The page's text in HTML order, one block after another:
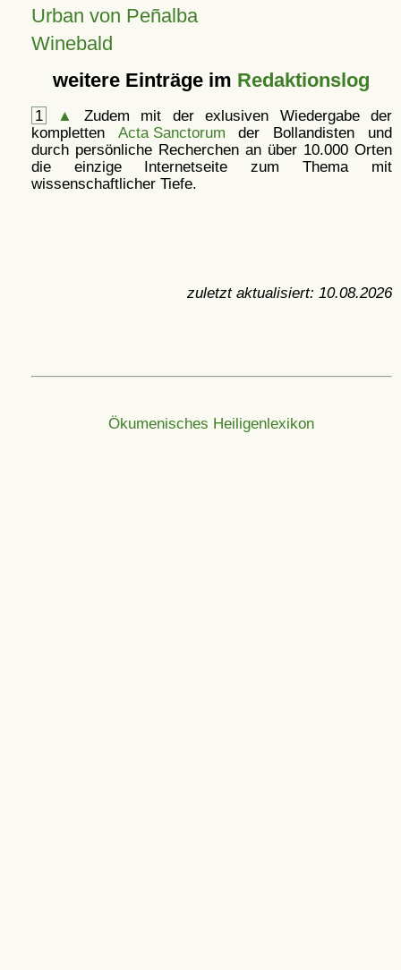
Urban von Peñalba
Winebald
weitere Einträge im Redaktionslog
1 ▲
Zudem mit der exlusiven Wiedergabe der
kompletten Acta Sanctorum der Bollandisten und
durch persönliche Recherchen an über 10.000 Orten
die einzige Internetseite zum Thema mit
wissenschaftlicher Tiefe.
zuletzt aktualisiert: 10.08.2026
Ökumenisches Heiligenlexikon